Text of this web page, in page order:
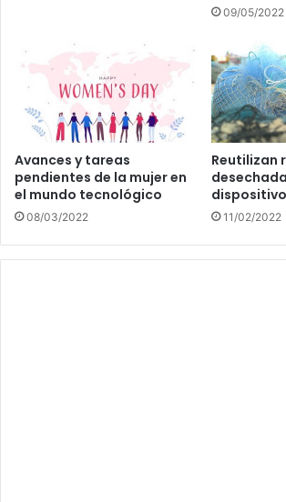
09/05/2022
Avances y tareas
pendientes de la mujer en
el mundo tecnológico
08/03/2022
Reutilizan
11/02/2022